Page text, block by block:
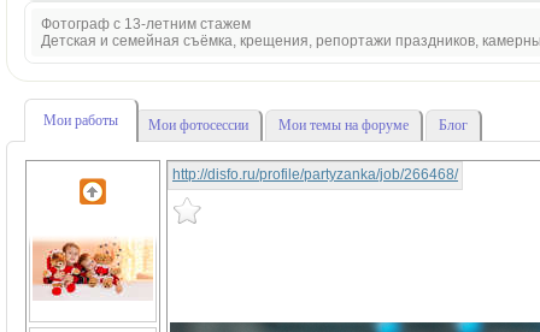
Фотограф с 13-летним стажем
Детская и семейная съёмка, крещения, репортажи праздников,
Мои работы Мои фотосессии Мои темы на форуме Блог
http://disfo.ru/profile/partyzanka/job/266468/